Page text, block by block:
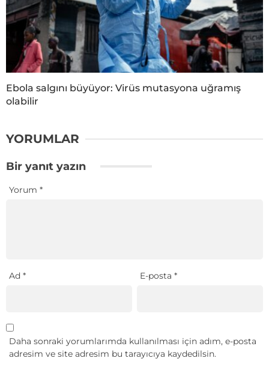
Ebola salgını büyüyor: Virüs mutasyona uğramış
olabilir
YORUMLAR
Bir yanıt yazın
Yorum *
Ad * E-posta*
Daha sonraki yorumlarımda kullanılması için adım, e-posta
adresim ve site adresim bu tarayıcıya kaydedilsin.